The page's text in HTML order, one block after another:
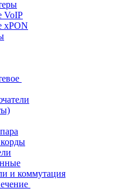
VoIP
xPON
и коммутация